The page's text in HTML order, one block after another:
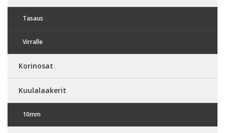
Tasaus
Virralle
Korinosat
Kuulalaakerit
10mm